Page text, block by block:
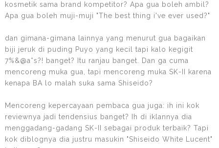
kosmetik sama brand kompetitor? Apa gua boleh ambil?
Apa gua boleh muji-muji "The best thing i've ever used?"
dan gimana-gimana lainnya yang menurut gua bagaikan
biji jeruk di puding Puyo yang kecil tapi kalo kegigit
7%&@a*s?! banget? Itu ranjau banget. Dan ga cuma
mencoreng muka gua, tapi mencoreng muka SK-II karena
kenapa BA lo malah suka sama Shiseido?
Mencoreng kepercayaan pembaca gua juga: ih ini kok
reviewnya jadi tendensius banget? Ih di iklannya dia
menggadang-gadang SK-II sebagai produk terbaik? Tapi
kok diblognya dia justru masukin "Shiseido White Lucent"